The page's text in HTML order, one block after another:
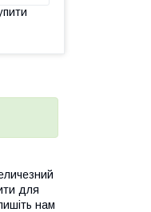
для
нам